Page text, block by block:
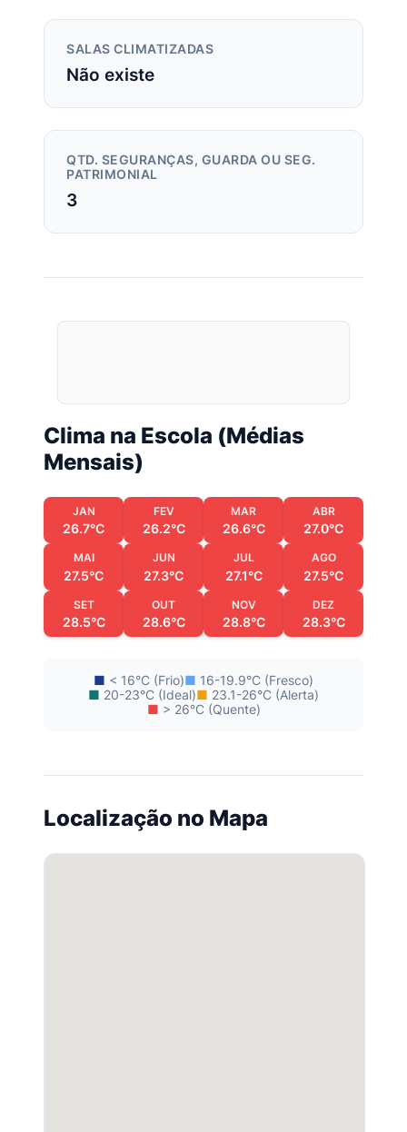
SALAS CLIMATIZADAS
Não existe
QTD. SEGURANÇAS, GUARDA OU SEG.
PATRIMONIAL
3
Clima na Escola (Médias
Mensais)
JAN
26.7°C
FEV
26.2°C
MAR
26.6°C
ABR
27.0°C
MAI
27.5°C
JUN
27.3°C
JUL
27.1°C
AGO
27.5°C
SET
28.5°C
OUT
28.6°C
NOV
28.8°C
DEZ
28.3°C
■ < 16°C (Frio)■ 16-19.9°C (Fresco)
■ 20-23°C (Ideal)■ 23.1-26°C (Alerta)
■ > 26°C (Quente)
Localização no Mapa